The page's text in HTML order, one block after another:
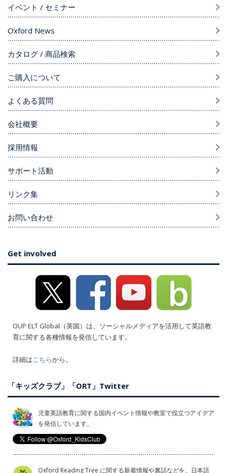
イベント / セミナー
Oxford News
カタログ / 商品検索
ご購入について
よくある質問
会社概要
採用情報
サポート活動
リンク集
お問い合わせ
Get involved
OUP ELT Global（英国）は、ソーシャルメディアを活用して英語教
育に関する各種情報を発信しています。
詳細はこちらから。
「キッズクラブ」「ORT」Twitter
児童英語教育に関する国内イベント情報や教室で役立つアイデア
を発信しています。
Oxford Reading Tree に関する新着情報や裏話などを、日本語